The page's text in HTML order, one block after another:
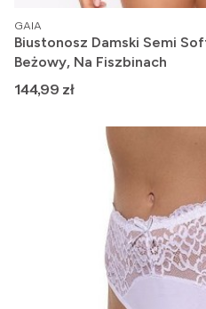
PRODUCENT
GAIA
Biustonosz Damski Semi
Beżowy, Na Fiszbinach
Cena
144,99 zł